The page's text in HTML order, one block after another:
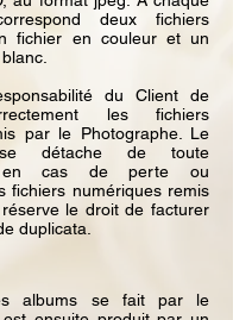
deux fichiers
fichier en couleur et un
du Client de
les fichiers
par le Photographe. Le
se détache de toute
en cas de perte ou
fichiers numériques remis
le droit de facturer
duplicata.
albums se fait par le